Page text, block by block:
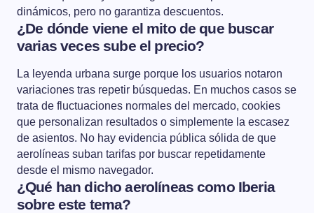
dinámicos, pero no garantiza descuentos.
¿De dónde viene el mito de que buscar
varias veces sube el precio?
La leyenda urbana surge porque los usuarios notaron
variaciones tras repetir búsquedas. En muchos casos se
trata de fluctuaciones normales del mercado, cookies
que personalizan resultados o simplemente la escasez
de asientos. No hay evidencia pública sólida de que
aerolíneas suban tarifas por buscar repetidamente
desde el mismo navegador.
¿Qué han dicho aerolíneas como Iberia
sobre este tema?